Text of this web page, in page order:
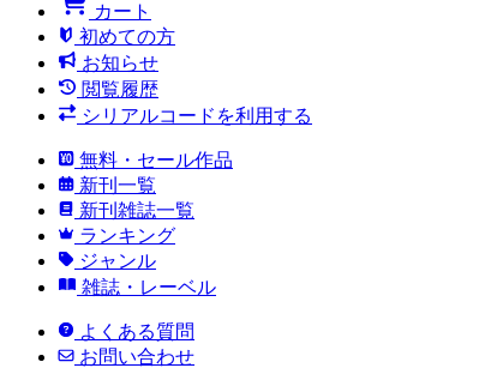
カート
初めての方
お知らせ
閲覧履歴
シリアルコードを利用する
無料・セール作品
新刊一覧
新刊雑誌一覧
ランキング
ジャンル
雑誌・レーベル
よくある質問
お問い合わせ